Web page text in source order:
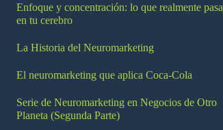
Enfoque y concentración: lo que realmente pasa
en tu cerebro
La Historia del Neuromarketing
El neuromarketing que aplica Coca-Cola
Serie de Neuromarketing en Negocios de Otro
Planeta (Segunda Parte)